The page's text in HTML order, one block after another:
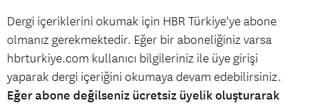
Dergi içeriklerini okumak için HBR Türkiye'ye abone
olmanız gerekmektedir. Eğer bir aboneliğiniz varsa
hbrturkiye.com kullanıcı bilgileriniz ile üye girişi
yaparak dergi içeriğini okumaya devam edebilirsiniz.
Eğer abone değilseniz ücretsiz üyelik oluşturarak